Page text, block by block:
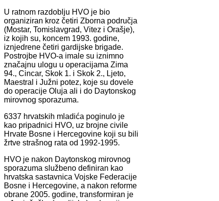
U ratnom razdoblju HVO je bio
organiziran kroz četiri Zborna područja
(Mostar, Tomislavgrad, Vitez i Orašje),
iz kojih su, koncem 1993. godine,
iznjedrene četiri gardijske brigade.
Postrojbe HVO-a imale su iznimno
značajnu ulogu u operacijama Zima
94., Cincar, Skok 1. i Skok 2., Ljeto,
Maestral i Južni potez, koje su dovele
do operacije Oluja ali i do Daytonskog
mirovnog sporazuma.
6337 hrvatskih mladića poginulo je
kao pripadnici HVO, uz brojne civile
Hrvate Bosne i Hercegovine koji su bili
žrtve strašnog rata od 1992-1995.
HVO je nakon Daytonskog mirovnog
sporazuma službeno definiran kao
hrvatska sastavnica Vojske Federacije
Bosne i Hercegovine, a nakon reforme
obrane 2005. godine, transformiran je